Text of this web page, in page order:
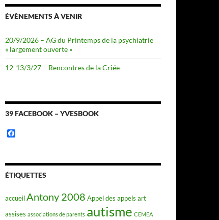
ÉVÈNEMENTS À VENIR
20/9/2026 – AG du Printemps de la psychiatrie
« largement ouverte »
12-13/3/27 – Rencontres de la Criée
39 FACEBOOK – YVESBOOK
b
o
ÉTIQUETTES
accueilAntony 2008 Appel des appels art
assises associations de parents autisme CEMEA